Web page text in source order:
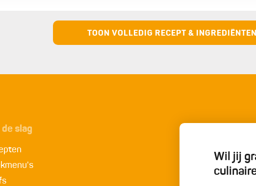
fijn gesneden munt en schik dit op de gekoelde aardbeien.
TOON VOLLEDIG RECEPT & INGREDIËNTEN
de slag
Wil jij